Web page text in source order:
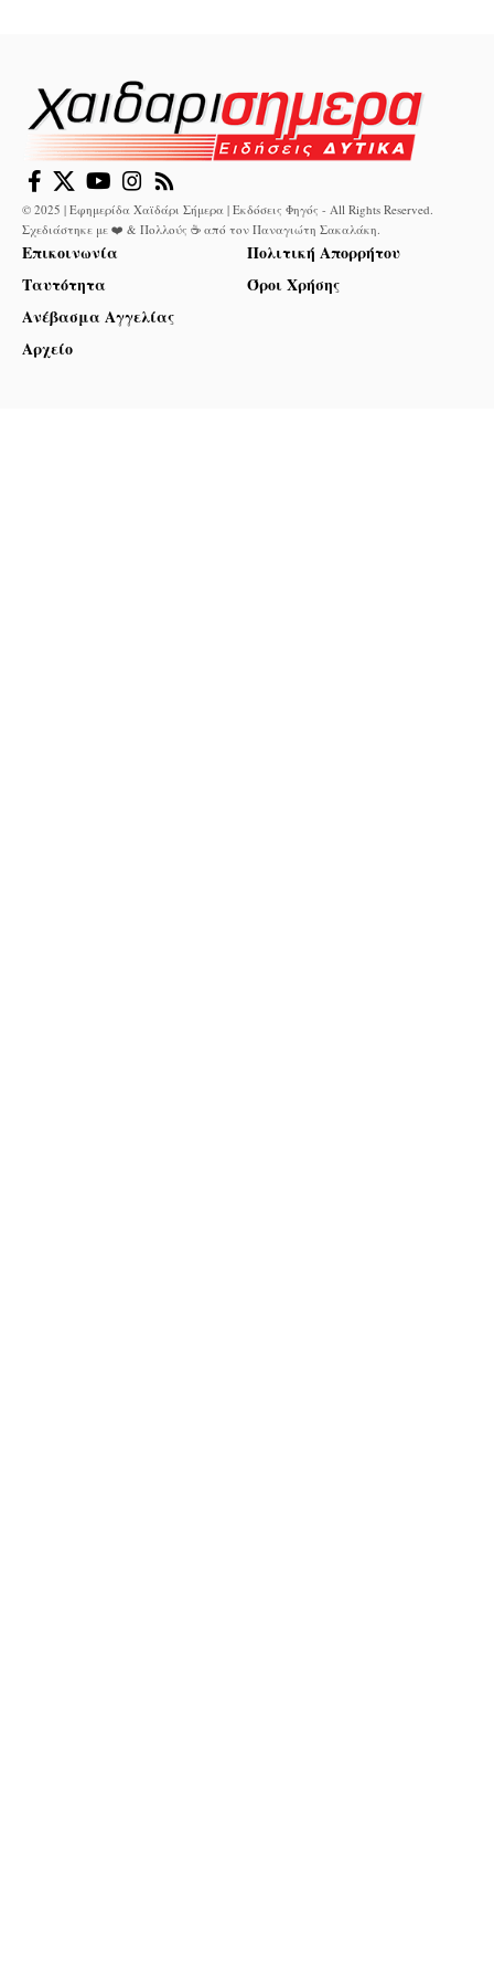
© 2025 | Εφημερίδα Χαϊδάρι Σήμερα | Εκδόσεις Φηγός - All Rights Reserved.
Σχεδιάστηκε με ❤️ & Πολλούς ☕ από τον Παναγιώτη Σακαλάκη.
Επικοινωνία
Ταυτότητα
Ανέβασμα Αγγελίας
Αρχείο
Πολιτική Απορρήτου
Όροι Χρήσης